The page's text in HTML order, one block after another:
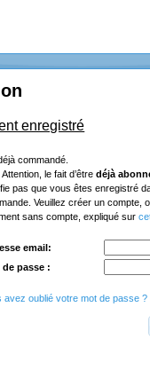
enregistré
commandé.
Attention, le fait d’êtredéjà
pas que vous êtes enregistré
Veuillez créer un compte,
sans compte, expliqué sur
email:
de passe :
avez oublié votre mot de passe ?